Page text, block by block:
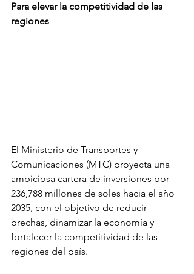
Para elevar la competitividad de las
regiones
El Ministerio de Transportes y
Comunicaciones (MTC) proyecta una
ambiciosa cartera de inversiones por
236,788 millones de soles hacia el año
2035, con el objetivo de reducir
brechas, dinamizar la economía y
fortalecer la competitividad de las
regiones del país.